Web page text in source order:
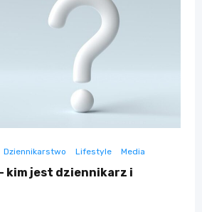
Dziennikarstwo Lifestyle Media
kim jest dziennikarz i